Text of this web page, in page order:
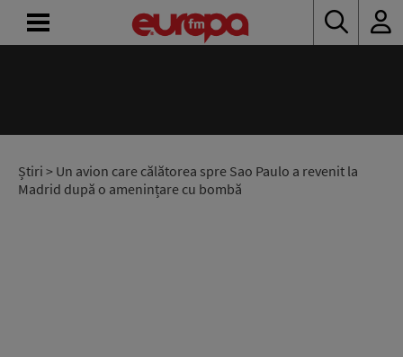
Știri > Un avion care călătorea spre Sao Paulo a revenit la
Madrid după o amenințare cu bombă
RADIO